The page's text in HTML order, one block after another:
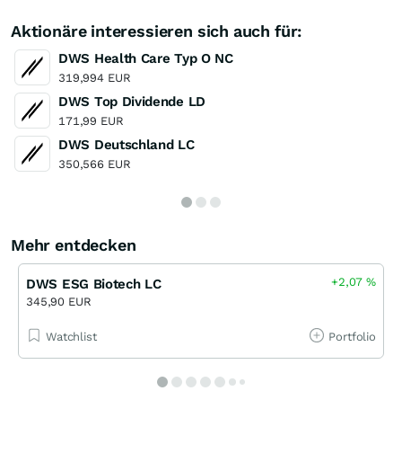
Aktionäre interessieren sich auch für:
DWS Health Care Typ O NC
319,994 EUR
DWS Top Dividende LD
171,99 EUR
DWS Deutschland LC
350,566 EUR
Mehr entdecken
DWS ESG Biotech LC
345,90 EUR
+2,07%
Watchlist Portfolio